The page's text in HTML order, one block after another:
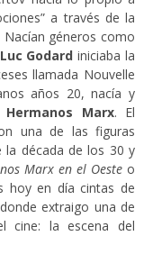
a través de la
géneros como
Godard iniciaba la
llamada Nouvelle
años 20, nacía y
Hermanos Marx. El
una de las figuras
la década de los 30 y
Marx en el Oesteo
hoy en día cintas de
extraigo una de
cine: la escena del